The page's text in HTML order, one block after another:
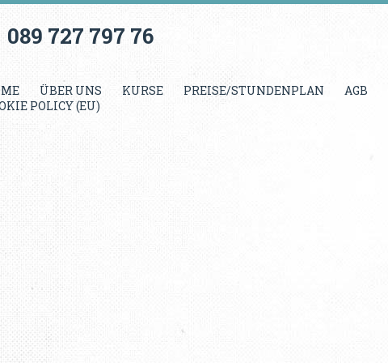
089 727 797 76
ÜBER UNS KURSE PREISE/STUNDENPLAN AGB
POLICY (EU)